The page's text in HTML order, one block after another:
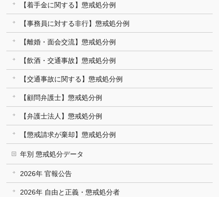
【着手金に関する】懲戒処分例
【事務員に対する非行】懲戒処分例
【離婚・面会交流】懲戒処分例
【飲酒・交通事故】懲戒処分例
【交通事故に関する】懲戒処分例
【顧問弁護士】懲戒処分例
【弁護士法人】懲戒処分例
【懲戒請求が棄却】懲戒処分例
年別 懲戒処分データ
2026年 官報公告
2026年 自由と正義・懲戒処分者